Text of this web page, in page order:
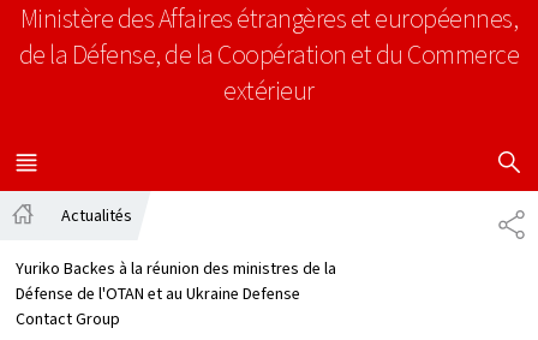
Ministère des Affaires étrangères et européennes,
de la Défense, de la Coopération et du Commerce
extérieur
MENU
PRINCIPAL
Actualités
Yuriko Backes à la réunion des ministres de la
Défense de l'OTAN et au Ukraine Defense
Contact Group